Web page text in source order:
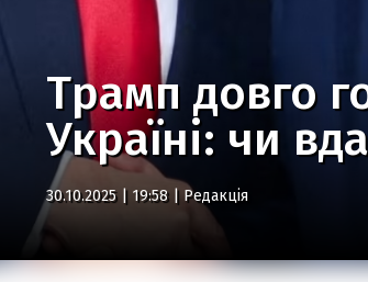
Трамп довго
Україні: чи
30.10.2025 | 19:58 | Редакція